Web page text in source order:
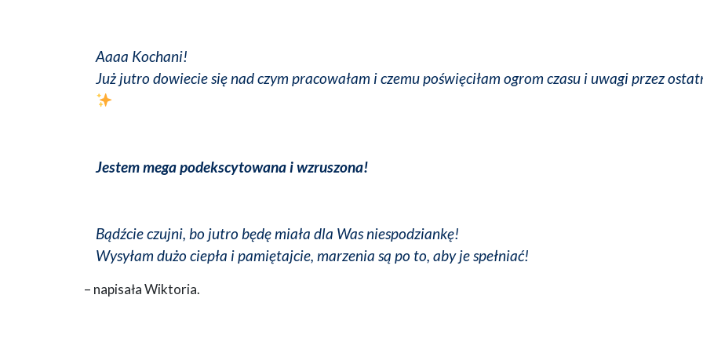
Aaaa Kochani!
Już jutro dowiecie się nad czym pracowałam i czemu poświęciłam ogrom czasu i uwagi przez
Jestem mega podekscytowana i wzruszona!
Bądźcie czujni, bo jutro będę miała dla Was niespodziankę!
Wysyłam dużo ciepła i pamiętajcie, marzenia są po to, aby je spełniać!
– napisała Wiktoria.